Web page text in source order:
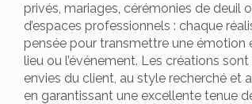
privés, mariages, cérémonies de deuil
d’espaces professionnels : chaque
pensée pour transmettre une émotion
lieu ou l’événement. Les créations
envies du client, au style recherché et
en garantissant une excellente tenue